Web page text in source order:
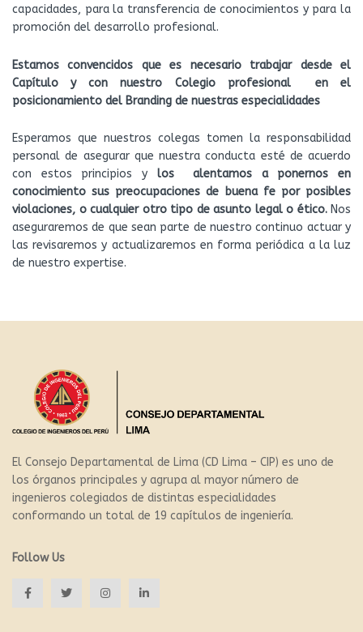
capacidades, para la transferencia de conocimientos y para la
promoción del desarrollo profesional.
Estamos convencidos que es necesario trabajar desde el
Capítulo y con nuestro Colegio profesional en el
posicionamiento del Branding de nuestras especialidades
Esperamos que nuestros colegas tomen la responsabilidad
personal de asegurar que nuestra conducta esté de acuerdo
con estos principios y los alentamos a ponernos en
conocimiento sus preocupaciones de buena fe por posibles
violaciones, o cualquier otro tipo de asunto legal o ético. Nos
aseguraremos de que sean parte de nuestro continuo actuar y
las revisaremos y actualizaremos en forma periódica a la luz
de nuestro expertise.
El Consejo Departamental de Lima (CD Lima – CIP) es uno de
los órganos principales y agrupa al mayor número de
ingenieros colegiados de distintas especialidades
conformando un total de 19 capítulos de ingeniería.
Follow Us